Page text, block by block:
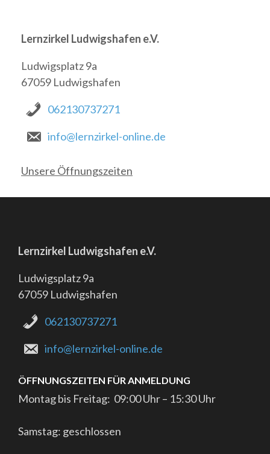
Lernzirkel Ludwigshafen e.V.
Ludwigsplatz 9a
67059 Ludwigshafen
062130737271
info@lernzirkel-online.de
Unsere Öffnungszeiten
Lernzirkel Ludwigshafen e.V.
Ludwigsplatz 9a
67059 Ludwigshafen
062130737271
info@lernzirkel-online.de
ÖFFNUNGSZEITEN FÜR ANMELDUNG
Montag bis Freitag: 09:00 Uhr – 15:30 Uhr
Samstag: geschlossen